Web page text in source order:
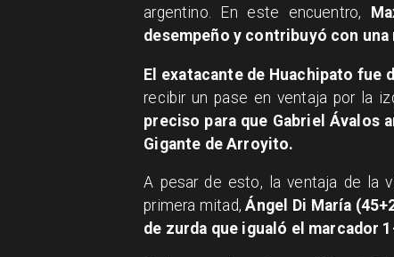
argentino. En este encuentro,
desempeño y contribuyó con una
El exatacante de Huachipato
recibir un pase en ventaja por la
preciso para que Gabriel Ávalos
Gigante de Arroyito.
A pesar de esto, la ventaja de la
primera mitad,Ángel Di María
de zurda que igualó el marcador